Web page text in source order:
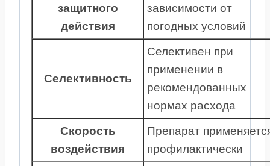
защитного
действия
зависимости от
погодных условий
Селективность
Селективен при
применении в
рекомендованных
нормах расхода
Скорость
воздействия
Препарат
профилактически